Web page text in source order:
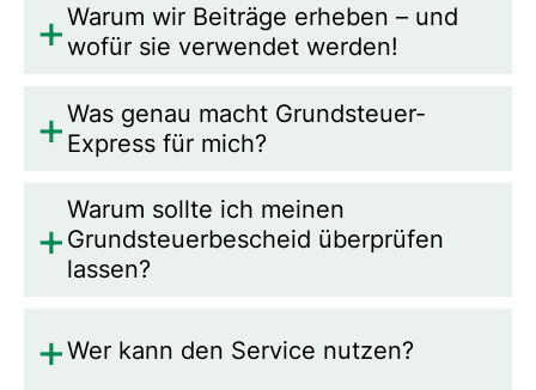
Warum wir Beiträge erheben – und
wofür sie verwendet werden!
Was genau macht Grundsteuer-
Express für mich?
Warum sollte ich meinen
Grundsteuerbescheid überprüfen
lassen?
Wer kann den Service nutzen?